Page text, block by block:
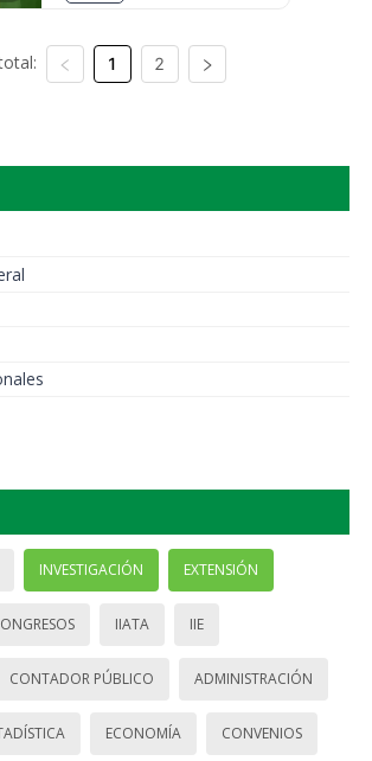
1 2
INVESTIGACIÓN EXTENSIÓN
IIATA IIE
CONTADOR PÚBLICO ADMINISTRACIÓN
ECONOMÍA CONVENIOS